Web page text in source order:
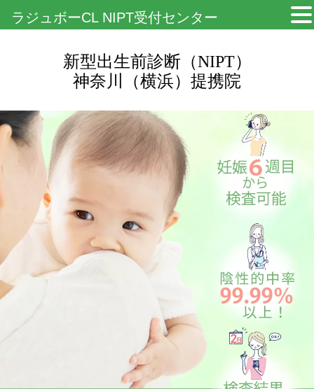
新型出生前診断（NIPT）
神奈川（横浜）提携院
ラジュボーCL NIPT受付センター